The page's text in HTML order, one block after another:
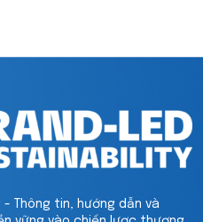
- Thông tin, hướng dẫn và